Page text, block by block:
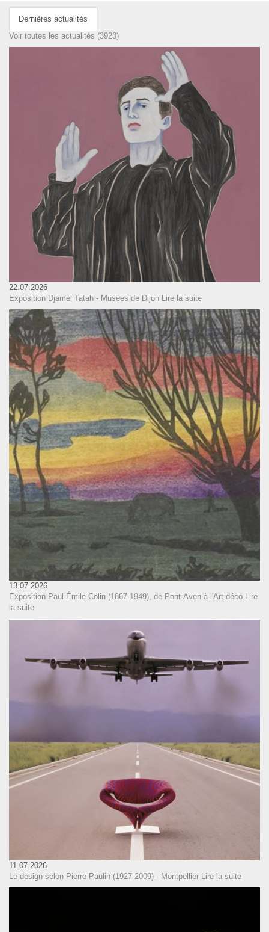
Dernières actualités
Voir toutes les actualités (3923)
22.07.2026
Exposition Djamel Tatah - Musées de Dijon Lire la suite
13.07.2026
Exposition Paul-Émile Colin (1867-1949), de Pont-Aven à l'Art déco Lire
la suite
11.07.2026
Le design selon Pierre Paulin (1927-2009) - Montpellier Lire la suite